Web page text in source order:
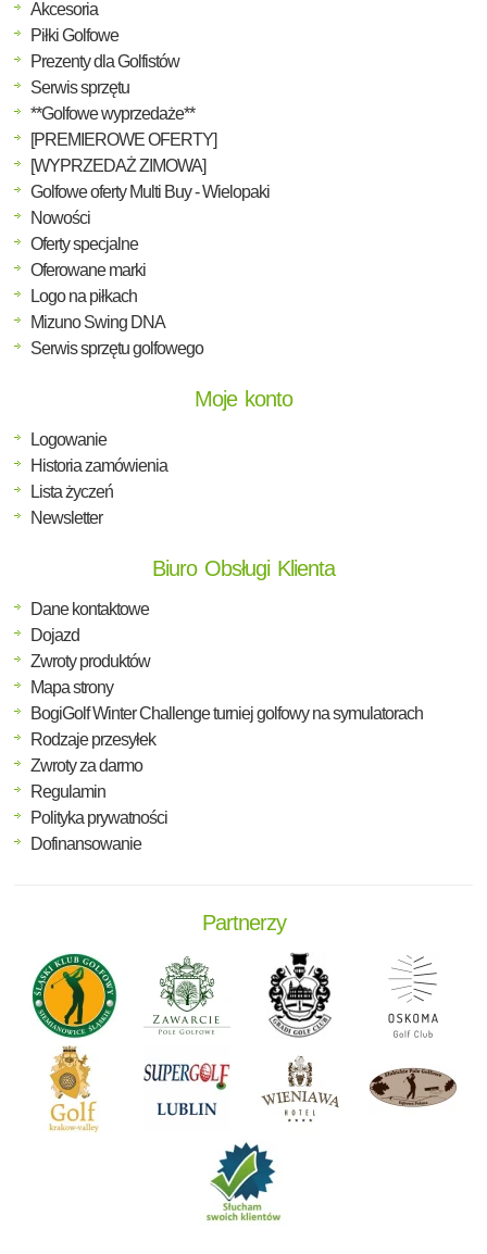
Akcesoria
Piłki Golfowe
Prezenty dla Golfistów
Serwis sprzętu
**Golfowe wyprzedaże**
[PREMIEROWE OFERTY]
[WYPRZEDAŻ ZIMOWA]
Golfowe oferty Multi Buy - Wielopaki
Nowości
Oferty specjalne
Oferowane marki
Logo na piłkach
Mizuno Swing DNA
Serwis sprzętu golfowego
Moje konto
Logowanie
Historia zamówienia
Lista życzeń
Newsletter
Biuro Obsługi Klienta
Dane kontaktowe
Dojazd
Zwroty produktów
Mapa strony
BogiGolf Winter Challenge turniej golfowy na symulatorach
Rodzaje przesyłek
Zwroty za darmo
Regulamin
Polityka prywatności
Dofinansowanie
Partnerzy